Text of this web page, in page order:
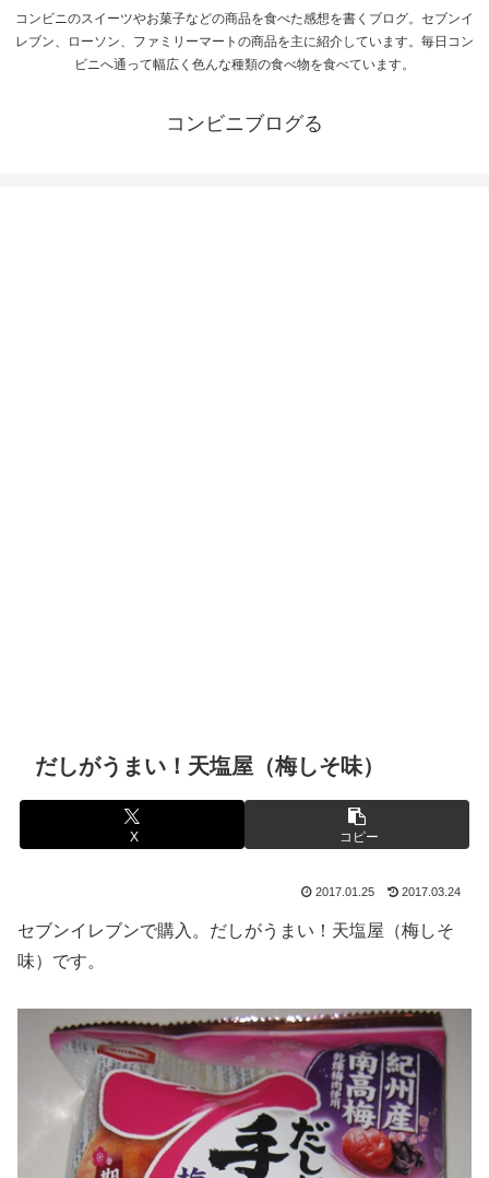
コンビニのスイーツやお菓子などの商品を食べた感想を書くブログ。セブンイ
レブン、ローソン、ファミリーマートの商品を主に紹介しています。毎日コン
ビニへ通って幅広く色んな種類の食べ物を食べています。
コンビニブログる
だしがうまい！天塩屋（梅しそ味）
X コピー
2017.01.25 2017.03.24
セブンイレブンで購入。だしがうまい！天塩屋（梅しそ
味）です。